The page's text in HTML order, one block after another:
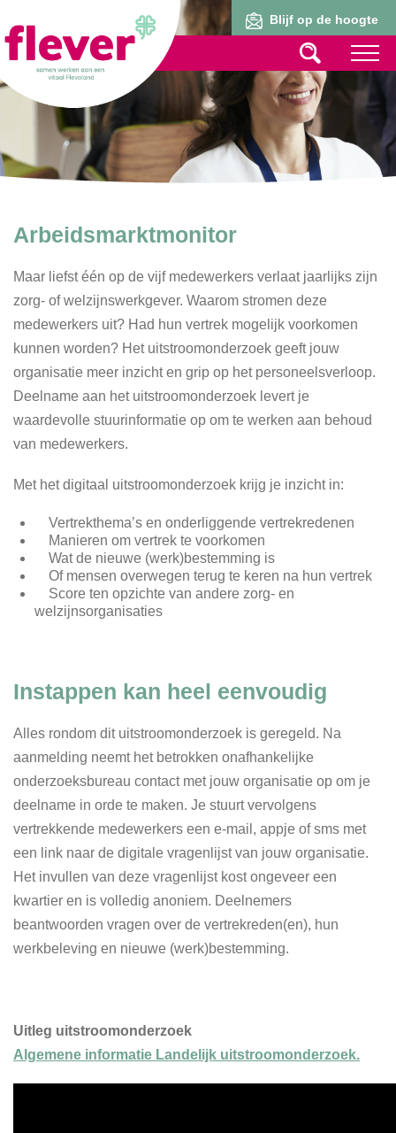
Blijf op de hoogte
Arbeidsmarktmonitor
Maar liefst één op de vijf medewerkers verlaat jaarlijks zijn
zorg- of welzijnswerkgever. Waarom stromen deze
medewerkers uit? Had hun vertrek mogelijk voorkomen
kunnen worden? Het uitstroomonderzoek geeft jouw
organisatie meer inzicht en grip op het personeelsverloop.
Deelname aan het uitstroomonderzoek levert je
waardevolle stuurinformatie op om te werken aan behoud
van medewerkers.
Met het digitaal uitstroomonderzoek krijg je inzicht in:
Vertrekthema’s en onderliggende vertrekredenen
Manieren om vertrek te voorkomen
Wat de nieuwe (werk)bestemming is
Of mensen overwegen terug te keren na hun vertrek
Score ten opzichte van andere zorg- en
welzijnsorganisaties
Instappen kan heel eenvoudig
Alles rondom dit uitstroomonderzoek is geregeld. Na
aanmelding neemt het betrokken onafhankelijke
onderzoeksbureau contact met jouw organisatie op om je
deelname in orde te maken. Je stuurt vervolgens
vertrekkende medewerkers een e-mail, appje of sms met
een link naar de digitale vragenlijst van jouw organisatie.
Het invullen van deze vragenlijst kost ongeveer een
kwartier en is volledig anoniem. Deelnemers
beantwoorden vragen over de vertrekreden(en), hun
werkbeleving en nieuwe (werk)bestemming.
Uitleg uitstroomonderzoek
Algemene informatie Landelijk uitstroomonderzoek.